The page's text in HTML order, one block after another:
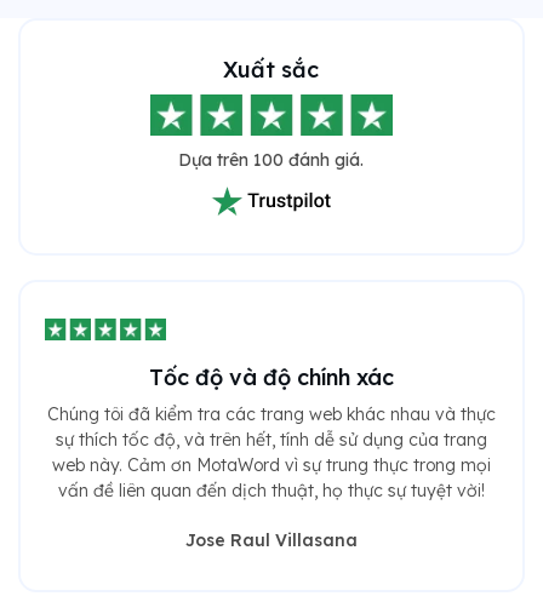
Xuất sắc
Dựa trên 100 đánh giá.
Tốc độ và độ chính xác
Chúng tôi đã kiểm tra các trang web khác nhau và thực
sự thích tốc độ, và trên hết, tính dễ sử dụng của trang
web này. Cảm ơn MotaWord vì sự trung thực trong mọi
vấn đề liên quan đến dịch thuật, họ thực sự tuyệt vời!
Jose Raul Villasana